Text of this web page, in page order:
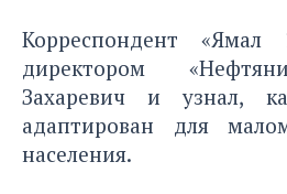
Корреспондент
директором
Захаревич и узнал,
адаптирован для
населения.